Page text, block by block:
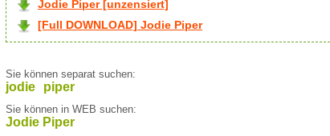
Jodie Piper [unzensiert]
[Full DOWNLOAD] Jodie Piper
Sie können separat suchen:
jodie piper
Sie können in WEB suchen:
Jodie Piper